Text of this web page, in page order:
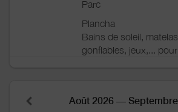
Parc
Plancha
Bains de soleil,
gonflables, jeux,...
Août 2026 —